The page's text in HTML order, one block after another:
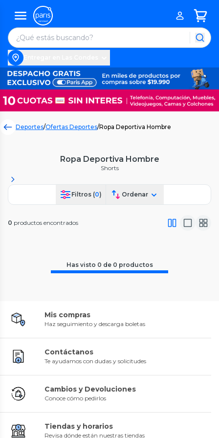
Deportes/Ofertas Deportes/Ropa Deportiva Hombre
Ropa Deportiva Hombre
Shorts
Filtros (0) Ordenar
0 productos encontrados
Has visto 0 de 0 productos
Mis compras
Haz seguimiento y descarga boletas
Contáctanos
Te ayudamos con dudas y solicitudes
Cambios y Devoluciones
Conoce cómo pedirlos
Tiendas y horarios
Revisa dónde están nuestras tiendas